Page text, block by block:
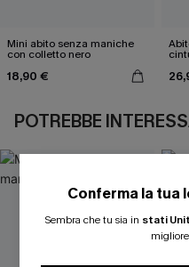
Mini abito senza maniche
con colletto nero
18,90 €
POTREBBE
Conferma la tua
Sembra che tu sia in stati
ISCRIVITI